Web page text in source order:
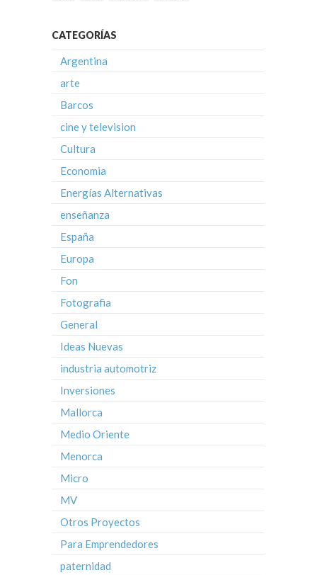
CATEGORÍAS
Argentina
arte
Barcos
cine y television
Cultura
Economia
Energías Alternativas
enseñanza
España
Europa
Fon
Fotografia
General
Ideas Nuevas
industria automotriz
Inversiones
Mallorca
Medio Oriente
Menorca
Micro
MV
Otros Proyectos
Para Emprendedores
paternidad